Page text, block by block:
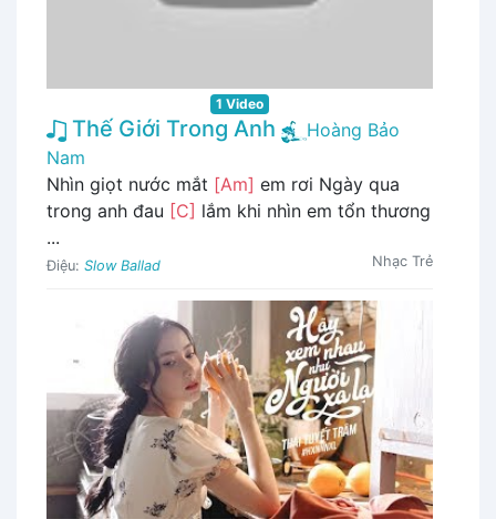
1 Video
Thế Giới Trong Anh
Hoàng Bảo
Nam
Nhìn giọt nước mắt [Am] em rơi Ngày qua
trong anh đau [C] lắm khi nhìn em tổn thương
...
Điệu: Slow Ballad Nhạc Trẻ